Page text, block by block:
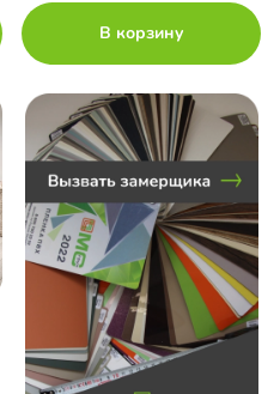
до
В корзину